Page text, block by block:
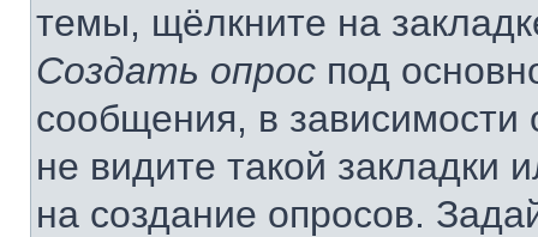
темы, щёлкните на
Создать опрос под
сообщения, в зависимости
не видите такой
на создание опросов.